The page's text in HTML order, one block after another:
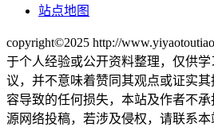
站点地图
copyright©2025 http://
于个人经验或公开资料整理，仅供
议，并不意味着赞同其观点或证实
容导致的任何损失，本站及作者不
源网络投稿，若涉及侵权，请联系本